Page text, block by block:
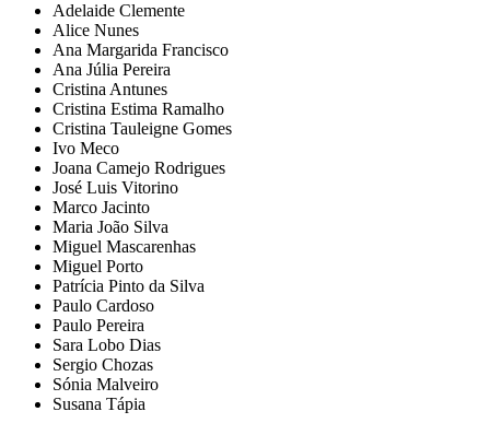
Adelaide Clemente
Alice Nunes
Ana Margarida Francisco
Ana Júlia Pereira
Cristina Antunes
Cristina Estima Ramalho
Cristina Tauleigne Gomes
Ivo Meco
Joana Camejo Rodrigues
José Luis Vitorino
Marco Jacinto
Maria João Silva
Miguel Mascarenhas
Miguel Porto
Patrícia Pinto da Silva
Paulo Cardoso
Paulo Pereira
Sara Lobo Dias
Sergio Chozas
Sónia Malveiro
Susana Tápia